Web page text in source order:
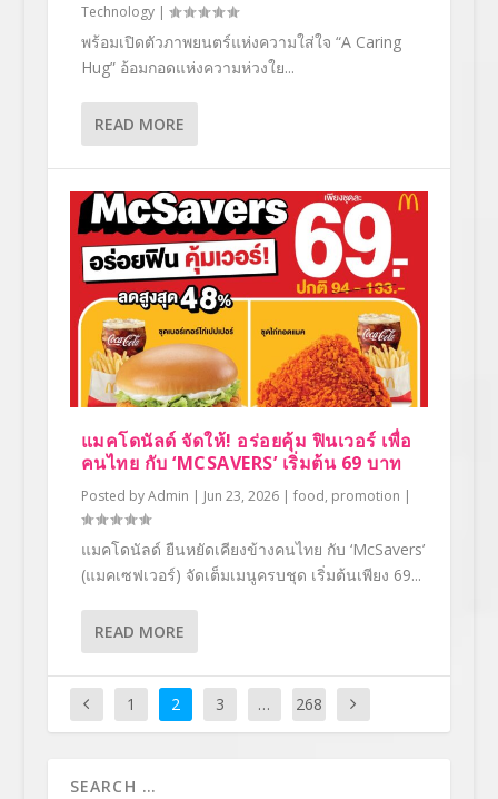
Technology|
พร้อมเปิดตัวภาพยนตร์แห่งความใส่ใจ “A Caring
Hug” อ้อมกอดแห่งความห่วงใย...
READ MORE
แมคโดนัลด์ จัดให้! อร่อยคุ้ม ฟินเวอร์ เพื่อ
คนไทย กับ ‘MCSAVERS’ เริ่มต้น 69 บาท
Posted byAdmin | Jun 23, 2026| food, promotion |
แมคโดนัลด์ ยืนหยัดเคียงข้างคนไทย กับ ‘McSavers’
(แมคเซฟเวอร์) จัดเต็มเมนูครบชุด เริ่มต้นเพียง 69...
READ MORE
1 2 3 … 268